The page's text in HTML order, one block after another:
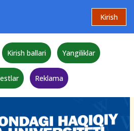
Kirish
Kirish ballari Yangiliklar
Reklama